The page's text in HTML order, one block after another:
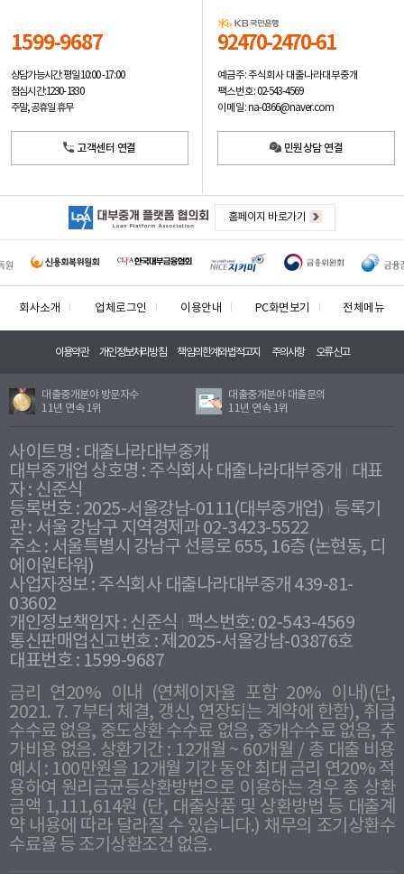
1599-9687
상담가능시간: 평일10:00 -17:00
점심시간: 12:30 - 13:30
주말, 공휴일 휴무
고객센터 연결
92470-2470-61
예금주: 주식회사 대출나라대부중개
팩스번호: 02-543-4569
이메일: na-0366@naver.com
민원상담 연결
홈페이지 바로가기
회사소개 업체로그인 이용안내 PC화면보기 전체메뉴
이용약관 개인정보처리방침 책임의한계와법적고지 주의사항 오류신고
대출중개분야 방문자수
11년 연속 1위
대출중개분야 대출문의
11년 연속 1위
사이트명 : 대출나라대부중개
대부중개업 상호명 : 주식회사 대출나라대부중개
대표
자 : 신준식
등록번호 : 2025-서울강남-0111(대부중개업) 등록기
관 : 서울 강남구 지역경제과 02-3423-5522
주소 : 서울특별시 강남구 선릉로 655, 16층 (논현동, 디
에이원타워)
사업자정보 : 주식회사 대출나라대부중개 439-81-
03602
개인정보책임자 : 신준식
팩스번호: 02-543-4569
통신판매업신고번호 : 제2025-서울강남-03876호
대표번호 : 1599-9687
금리 연20% 이내 (연체이자율 포함 20% 이내)(단,
2021. 7. 7부터 체결, 갱신, 연장되는 계약에 한함), 취급
수수료 없음, 중도상환 수수료 없음, 중개수수료 없음, 추
가비용 없음. 상환기간 : 12개월 ~ 60개월 / 총 대출 비용
예시 : 100만원을 12개월 기간 동안 최대 금리 연20% 적
용하여 원리금균등상환방법으로 이용하는 경우 총 상환
금액 1,111,614원 (단, 대출상품 및 상환방법 등 대출계
약 내용에 따라 달라질 수 있습니다.) 채무의 조기상환수
수료율 등 조기상환조건 없음.